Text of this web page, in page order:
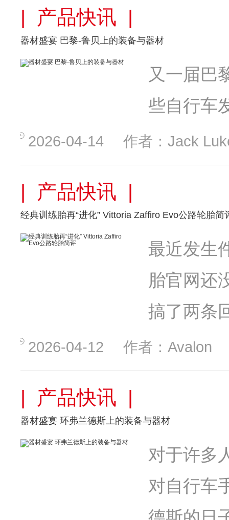
| 产品快讯 |
器材盛宴 巴黎-鲁贝上的装备与器材
又一届巴
些自行车
2026-04-14 作者：Jack
| 产品快讯 |
经典训练胎再“进化” Vittoria Zaffiro Evo公路轮胎简
最近发生
胎官网还
搞了两条
2026-04-12 作者：Avalon
| 产品快讯 |
器材盛宴 环弗兰德斯上的装备与器材
对于许多
对自行车